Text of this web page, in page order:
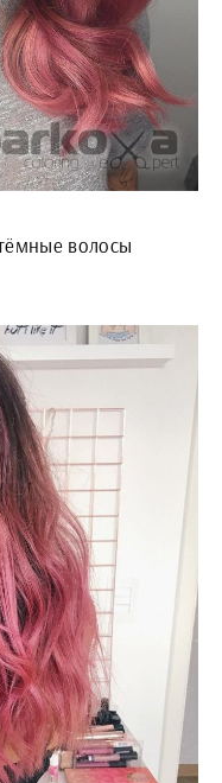
волосы